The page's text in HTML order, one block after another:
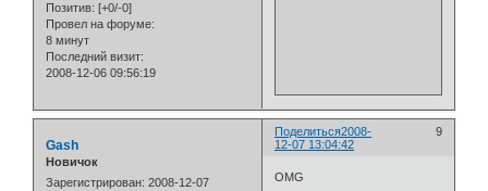
Позитив: [+0/-0]
Провел на форуме:
8 минут
Последний визит:
2008-12-06 09:56:19
Поделиться 9
2008-
12-07 13:04:42
Gash
Новичок
Зарегистрирован: 2008-12-07
OMG